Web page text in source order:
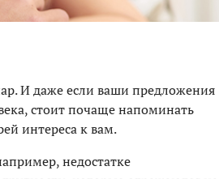
И даже если ваши предложения
стоит почаще напоминать
интереса к вам.
недостатке